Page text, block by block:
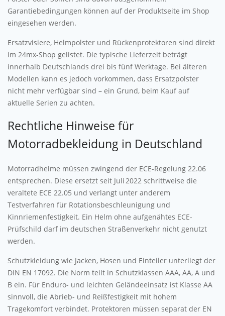
Garantiebedingungen können auf der Produktseite im Shop
eingesehen werden.
Ersatzvisiere, Helmpolster und Rückenprotektoren sind direkt
im 24mx-Shop gelistet. Die typische Lieferzeit beträgt
innerhalb Deutschlands drei bis fünf Werktage. Bei älteren
Modellen kann es jedoch vorkommen, dass Ersatzpolster
nicht mehr verfügbar sind – ein Grund, beim Kauf auf
aktuelle Serien zu achten.
Rechtliche Hinweise für
Motorradbekleidung in Deutschland
Motorradhelme müssen zwingend der ECE-Regelung 22.06
entsprechen. Diese ersetzt seit Juli 2022 schrittweise die
veraltete ECE 22.05 und verlangt unter anderem
Testverfahren für Rotationsbeschleunigung und
Kinnriemenfestigkeit. Ein Helm ohne aufgenähtes ECE-
Prüfschild darf im deutschen Straßenverkehr nicht genutzt
werden.
Schutzkleidung wie Jacken, Hosen und Einteiler unterliegt der
DIN EN 17092. Die Norm teilt in Schutzklassen AAA, AA, A und
B ein. Für Enduro- und leichten Geländeeinsatz ist Klasse AA
sinnvoll, die Abrieb- und Reißfestigkeit mit hohem
Tragekomfort verbindet. Protektoren müssen separat der EN